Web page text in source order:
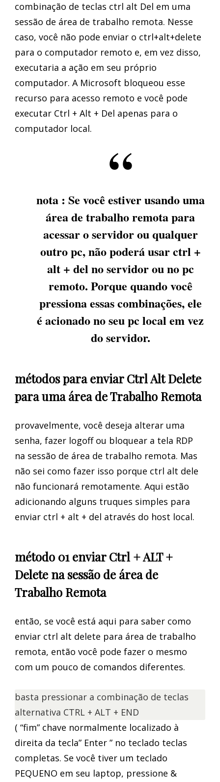
combinação de teclas ctrl alt Del em uma
sessão de área de trabalho remota. Nesse
caso, você não pode enviar o ctrl+alt+delete
para o computador remoto e, em vez disso,
executaria a ação em seu próprio
computador. A Microsoft bloqueou esse
recurso para acesso remoto e você pode
executar Ctrl + Alt + Del apenas para o
computador local.
nota : Se você estiver usando uma
área de trabalho remota para
acessar o servidor ou qualquer
outro pc, não poderá usar ctrl +
alt + del no servidor ou no pc
remoto. Porque quando você
pressiona essas combinações, ele
é acionado no seu pc local em vez
do servidor.
métodos para enviar Ctrl Alt Delete
para uma área de Trabalho Remota
provavelmente, você deseja alterar uma
senha, fazer logoff ou bloquear a tela RDP
na sessão de área de trabalho remota. Mas
não sei como fazer isso porque ctrl alt dele
não funcionará remotamente. Aqui estão
adicionando alguns truques simples para
enviar ctrl + alt + del através do host local.
método 01 enviar Ctrl + ALT +
Delete na sessão de área de
Trabalho Remota
então, se você está aqui para saber como
enviar ctrl alt delete para área de trabalho
remota, então você pode fazer o mesmo
com um pouco de comandos diferentes.
basta pressionar a combinação de teclas
alternativa CTRL + ALT + END
( “fim” chave normalmente localizado à
direita da tecla” Enter ” no teclado teclas
completas. Se você tiver um teclado
PEQUENO em seu laptop, pressione &